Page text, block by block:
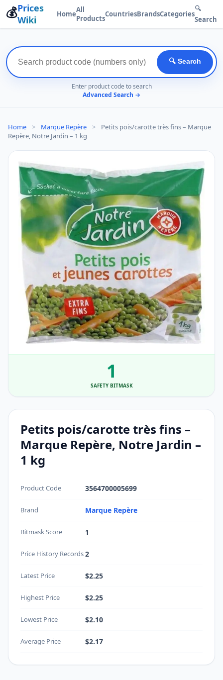
💰Prices
Wiki
HomeAll
ProductsCountriesBrandsCategories
🔍
Search
🔍 Search
Enter product code to search
Advanced Search →
Home > Marque Repère >
Petits pois/carotte très fins – Marque
Repère, Notre Jardin – 1 kg
1
SAFETY BITMASK
Petits pois/carotte très fins –
Marque Repère, Notre Jardin –
1 kg
Product Code 3564700005699
Brand Marque Repère
Bitmask Score 1
Price History Records2
Latest Price $2.25
Highest Price $2.25
Lowest Price $2.10
Average Price $2.17